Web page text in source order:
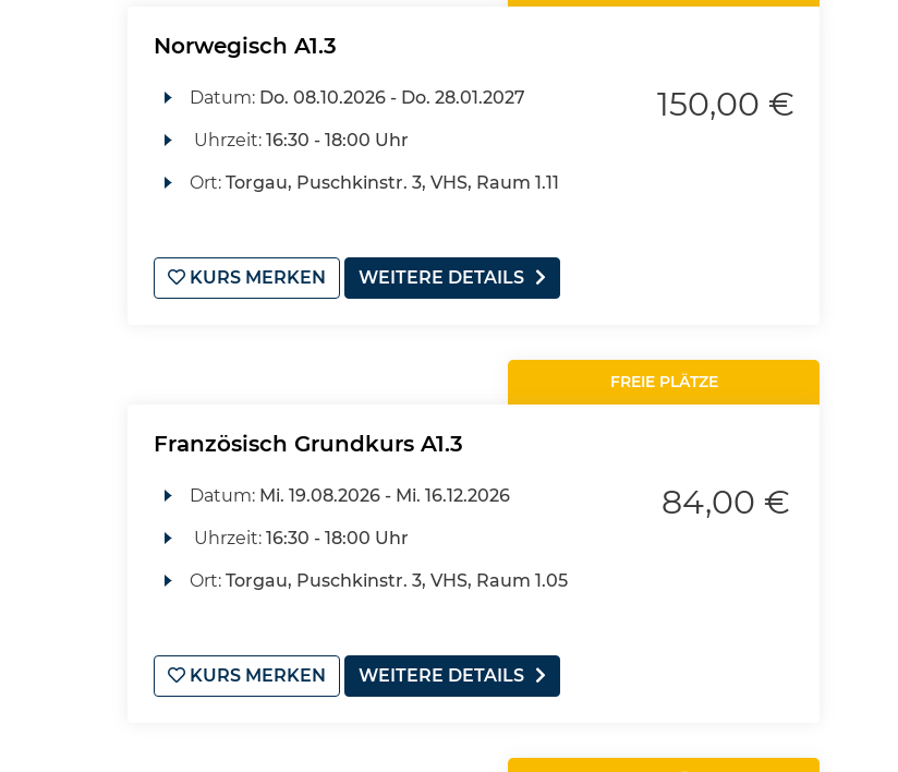
Norwegisch A1.3
Datum: Do. 08.10.2026 - Do. 28.01.2027
Uhrzeit: 16:30 - 18:00 Uhr
Ort: Torgau, Puschkinstr. 3, VHS, Raum 1.11
150,00 €
KURS MERKEN WEITERE DETAILS
FREIE PLÄTZE
Französisch Grundkurs A1.3
Datum: Mi. 19.08.2026 - Mi. 16.12.2026
Uhrzeit: 16:30 - 18:00 Uhr
Ort: Torgau, Puschkinstr. 3, VHS, Raum 1.05
84,00 €
KURS MERKEN WEITERE DETAILS